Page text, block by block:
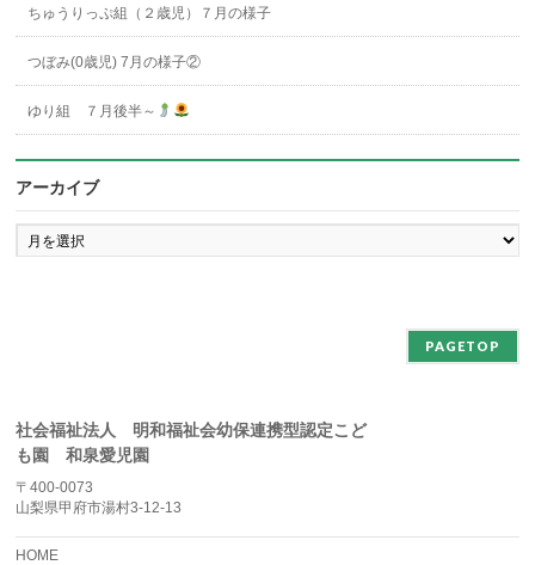
ちゅうりっぷ組（２歳児）７月の様子
つぼみ(0歳児) 7月の様子②
ゆり組 ７月後半～
アーカイブ
ア
ー
PAGETOP
社会福祉法人 明和福祉会幼保連携型認定こど
も園 和泉愛児園
〒400-0073
山梨県甲府市湯村3-12-13
HOME